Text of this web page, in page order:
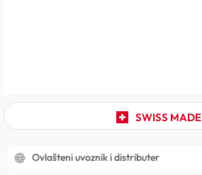
SWISS MADE
Ovlašteni uvoznik i distributer